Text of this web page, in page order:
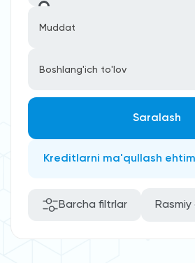
Muddat
Boshlang'ich to'lov
Saralash
Kreditlarni ma'qullash
Barcha filtrlar